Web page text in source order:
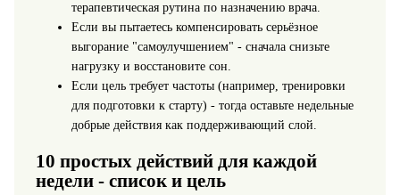
терапевтическая рутина по назначению врача.
Если вы пытаетесь компенсировать серьёзное
выгорание "самоулучшением" - сначала снизьте
нагрузку и восстановите сон.
Если цель требует частоты (например, тренировки
для подготовки к старту) - тогда оставьте недельные
добрые действия как поддерживающий слой.
10 простых действий для каждой
недели - список и цель